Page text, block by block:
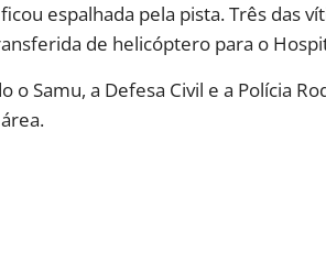
espalhada pela pista. Três das
de helicóptero para o
o Samu, a Defesa Civil e a Polícia